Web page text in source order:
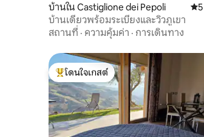
บ้านใน Castiglione dei Pepoli คะ
บ้านเดี่ยวพร้อมระเบียงและวิวภูเขา
สถานที่ · ความคุ้มค่า · การเดินทาง
โดนใจเกสต์ที่สุด
โดนใจเกสต์